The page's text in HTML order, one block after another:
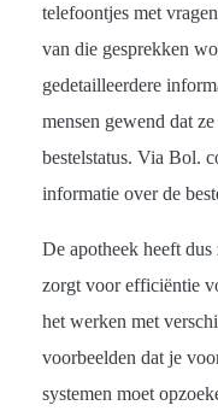
telefoontjes met
van die gesprekken
gedetailleerdere
mensen gewend dat
bestelstatus. Via Bol.
informatie over de
De apotheek heeft
zorgt voor efficiëntie
het werken met
voorbeelden dat je
systemen moet